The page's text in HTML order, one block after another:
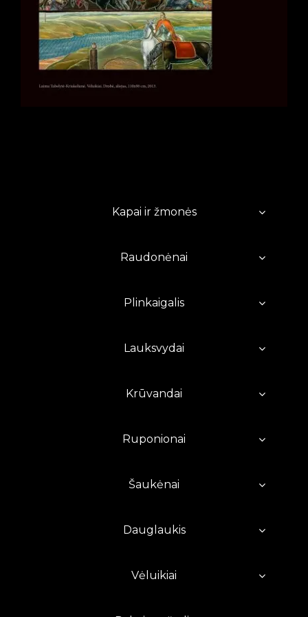
Kapai ir žmonės
Raudonėnai
Plinkaigalis
Lauksvydai
Krūvandai
Ruponionai
Šaukėnai
Dauglaukis
Vėluikiai